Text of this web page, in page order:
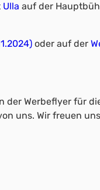
Ulla auf der
oder auf der
Werbeflyer für
uns. Wir freuen